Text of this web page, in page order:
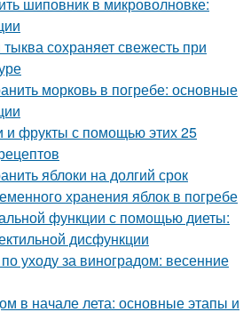
шиповник в микроволновке:
сохраняет свежесть при
морковь в погребе: основные
фрукты с помощью этих 25
яблоки на долгий срок
хранения яблок в погребе
функции с помощью диеты:
дисфункции
уходу за виноградом: весенние
в начале лета: основные этапы и